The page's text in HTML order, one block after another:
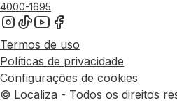
4000-1695
Termos de uso
Políticas de privacidade
Configurações de cookies
© Localiza - Todos os direitos